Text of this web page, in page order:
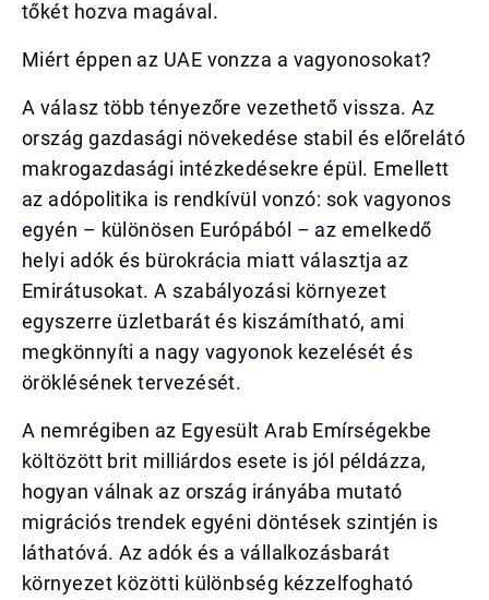
tőkét hozva magával.
Miért éppen az UAE vonzza a vagyonosokat?
A válasz több tényezőre vezethető vissza. Az
ország gazdasági növekedése stabil és előrelátó
makrogazdasági intézkedésekre épül. Emellett
az adópolitika is rendkívül vonzó: sok vagyonos
egyén – különösen Európából – az emelkedő
helyi adók és bürokrácia miatt választja az
Emirátusokat. A szabályozási környezet
egyszerre üzletbarát és kiszámítható, ami
megkönnyíti a nagy vagyonok kezelését és
öröklésének tervezését.
A nemrégiben az Egyesült Arab Emírségekbe
költözött brit milliárdos esete is jól példázza,
hogyan válnak az ország irányába mutató
migrációs trendek egyéni döntések szintjén is
láthatóvá. Az adók és a vállalkozásbarát
környezet közötti különbség kézzelfogható